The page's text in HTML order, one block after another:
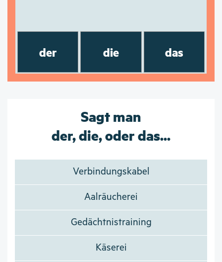
der die das
Sagt man
der, die, oder das...
Verbindungskabel
Aalräucherei
Gedächtnistraining
Käserei